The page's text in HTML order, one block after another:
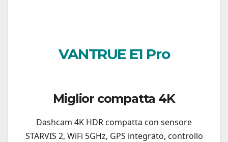
VANTRUE E1 Pro
Miglior compatta 4K
Dashcam 4K HDR compatta con sensore
STARVIS 2, WiFi 5GHz, GPS integrato, controllo